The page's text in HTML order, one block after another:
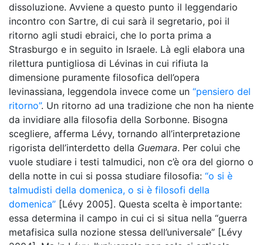
dissoluzione. Avviene a questo punto il leggendario
incontro con Sartre, di cui sarà il segretario, poi il
ritorno agli studi ebraici, che lo porta prima a
Strasburgo e in seguito in Israele. Là egli elabora una
rilettura puntigliosa di Lévinas in cui rifiuta la
dimensione puramente filosofica dell’opera
levinassiana, leggendola invece come un “pensiero del
ritorno”. Un ritorno ad una tradizione che non ha niente
da invidiare alla filosofia della Sorbonne. Bisogna
scegliere, afferma Lévy, tornando all’interpretazione
rigorista dell’interdetto della Guemara. Per colui che
vuole studiare i testi talmudici, non c’è ora del giorno o
della notte in cui si possa studiare filosofia: “o si è
talmudisti della domenica, o si è filosofi della
domenica” [Lévy 2005]. Questa scelta è importante:
essa determina il campo in cui ci si situa nella “guerra
metafisica sulla nozione stessa dell’universale” [Lévy